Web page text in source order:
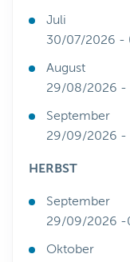
Juli
30/07/2026 -
August
29/08/2026
September
29/09/2026 -
HERBST
September
29/09/2026 -
Oktober